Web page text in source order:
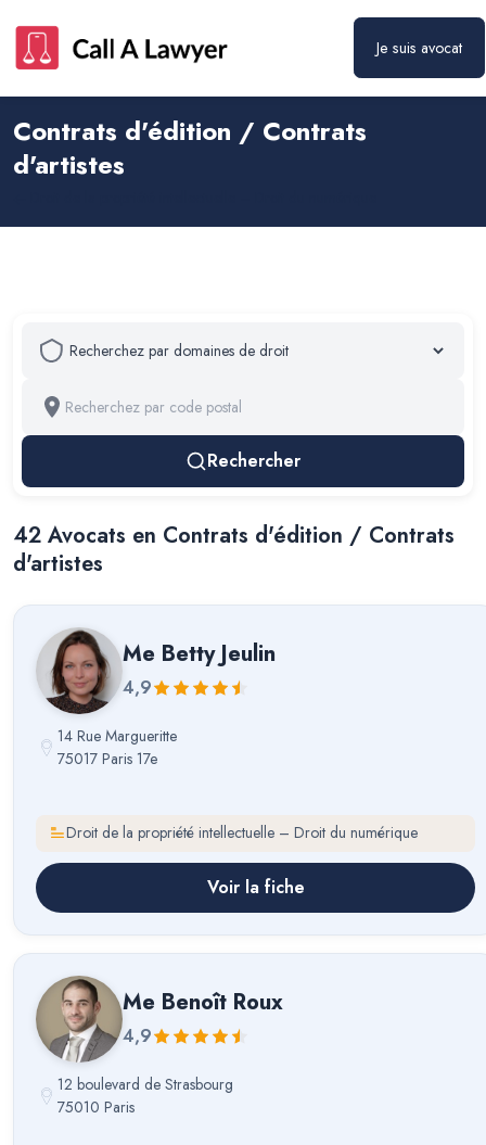
Je suis avocat
Contrats d'édition / Contrats
d'artistes
Rechercher
42 Avocats en Contrats d'édition / Contrats
d'artistes
Me Betty Jeulin
4,9
14 Rue Margueritte
75017 Paris 17e
Droit de la propriété intellectuelle – Droit du numérique
Voir la fiche
Me Benoît Roux
4,9
12 boulevard de Strasbourg
75010 Paris